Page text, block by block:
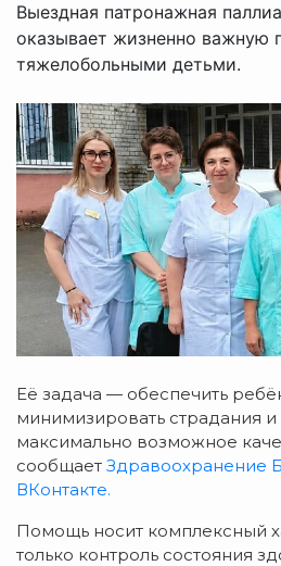
Выездная патронажная
оказывает жизненно важную
тяжелобольными детьми.
Её задача — обеспечить
минимизировать страдания и
максимально возможное
сообщает Здравоохранение
ВКонтакте.
Помощь носит комплексный
только контроль состояния